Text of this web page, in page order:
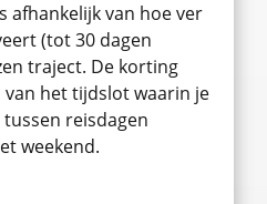
afhankelijk van hoe ver
(tot 30 dagen
traject. De korting
het tijdslot waarin je
reisdagen
weekend.